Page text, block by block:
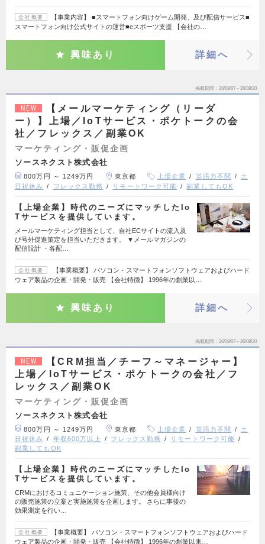
会社概要
【事業内容】 ■スマートフォン向けゲーム開発、及び配信サービス■
スマートフォン向け公式サイトの運営■eスポーツ支援 【会社の…
興味あり 詳細へ
掲載期間 26/08/07～26/08/20
NEW
【メールマーケティング（リーダ
ー）】上場／IoTサービス・ポケトークの会
社／フレックス／副業OK
マーケティング・販促企画
ソースネクスト株式会社
800万円 ～ 1249万円 東京都 上場企業 英語力不問
土
日祝休み
フレックス勤務 リモートワーク可能 副業してもOK
【上場企業】時代のニーズにマッチしたIo
Tサービスを提供しています。
メールマーケティング担当として、自社ECサイトの流入及
び号外促進策定を担当いただきます。 ▼メールマガジンの
配信設計 ・各配…
会社概要
【事業概要】 パソコン・スマートフォンソフトウェアおよびハード
ウェア製品の企画・開発・販売 【会社特徴】 1996年の創業以…
興味あり 詳細へ
掲載期間 26/08/07～26/08/20
NEW
【CRM担当／チーフ～マネージャー】
上場／IoTサービス・ポケトークの会社／フ
レックス／副業OK
マーケティング・販促企画
ソースネクスト株式会社
800万円 ～ 1249万円 東京都 上場企業 英語力不問
土
日祝休み
年収600万以上 フレックス勤務
リモートワーク可能
副業してもOK
【上場企業】時代のニーズにマッチしたIo
Tサービスを提供しています。
CRMにおけるコミュニケーション施策、その他会員様向け
の販売施策の立案と実施施策を企画します。 さらに事後の
効果測定を行い…
会社概要
【事業概要】 パソコン・スマートフォンソフトウェアおよびハード
ウェア製品の企画・開発・販売 【会社特徴】 1996年の創業以来…